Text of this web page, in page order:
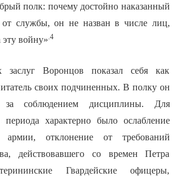
полк: почему достойно наказанный
от службы, он не назван в числе лиц,
войну» .4
Воронцов показал себя как
своих подчиненных. В полку он
за соблюдением дисциплины. Для
периода характерно было ослабление
отклонение от требований
действовавшего со времен Петра
Гвардейские офицеры,